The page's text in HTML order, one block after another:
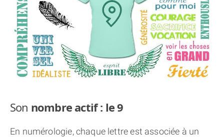
Son nombre actif : le 9
En numérologie, chaque lettre est associée à un
APPRENDRE LA NUMÉROLOGIE
EXPLORER LA NUMÉROLOGIE
70.000 PRÉNOMS
(À PROPOS)